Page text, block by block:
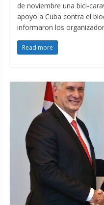
de noviembre una bici-
apoyo a Cuba contra el
informaron los
Read more